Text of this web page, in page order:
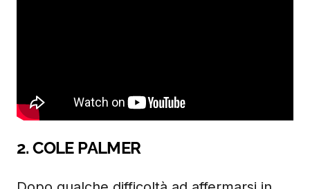
2. COLE PALMER